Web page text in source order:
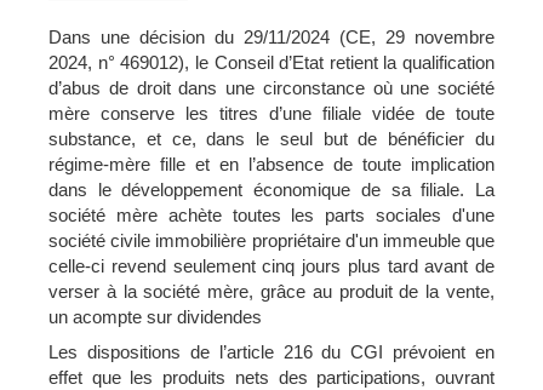
Dans une décision du 29/11/2024 (CE, 29 novembre
2024, n° 469012), le Conseil d’Etat retient la qualification
d’abus de droit dans une circonstance où une société
mère conserve les titres d’une filiale vidée de toute
substance, et ce, dans le seul but de bénéficier du
régime-mère fille et en l’absence de toute implication
dans le développement économique de sa filiale. La
société mère achète toutes les parts sociales d'une
société civile immobilière propriétaire d'un immeuble que
celle-ci revend seulement cinq jours plus tard avant de
verser à la société mère, grâce au produit de la vente,
un acompte sur dividendes
Les dispositions de l’article 216 du CGI prévoient en
effet que les produits nets des participations, ouvrant